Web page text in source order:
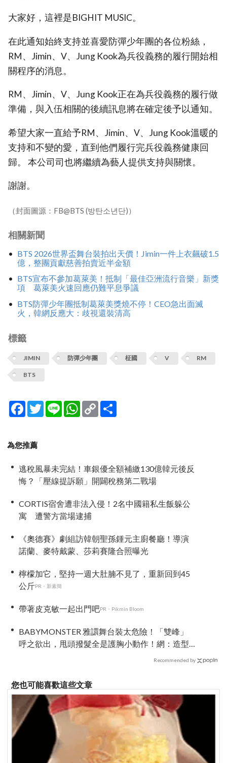
大家好，這裡是BIGHIT MUSIC。
在此通知始終支持並喜愛防彈少年團的各位粉絲，
RM、Jimin、V、Jung Kook為兵役義務的履行開始相
關程序的消息。
RM、Jimin、V、Jung Kook正在為兵役義務的履行做
準備，與入伍相關的後續訊息將在確定後予以通知。
希望大家一直給予RM、Jimin、V、Jung Kook溫暖的
支持和不變的愛，直到他們履行完兵役義務健康回
歸。 本公司司也將繼續為藝人提供支持與關懷。
謝謝。
（封面圖源：FB@BTS (방탄소년단)）
相關新聞
BTS 2026世界盃舞台裝拍出天價！Jimin一件上衣飆破1.5
億，整團貢獻慈善拍賣近半金額
BTS宣布不參加葛萊美！抵制「最佳亞洲流行音樂」新獎
項 葛萊美火速回應仍難平息爭議
BTS防彈少年團抵制葛萊美獎燒不停！CEO急出面滅
火，韓網反應大：歧視還裝清高
標籤
JIMIN 防彈少年團 柾國 V RM
BTS
Facebook
TwitterLine WhatsApp
Copy
Link
為您推薦
逃稅風暴未完結！車銀優全額補繳130億韓元後反
悔？「壓線提訴願」開闢稅務第二戰場
CORTIS宿舍遭非法入侵！2名中國籍私生飯躲公
寓 遭警方當場逮捕
《奧德賽》劇組訪韓朝聖孫鍾元主廚餐廳！導演
諾蘭、麥特戴蒙、莎莉賽隆合照曝光
檸檬加它，堅持一週大肚腩不見了，重新回到45
公斤PR・新素簡
帶著皮克敏一起出門吧PR・Pikmin Bloom
BABYMONSTER 雅譞舞台裝太危險！「雙峰」
呼之欲出，甩頭撥髮全是護胸小動作！網：造型
Recommended by
您也可能喜歡這些文章